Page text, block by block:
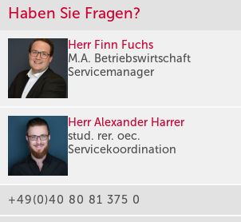
Haben Sie Fragen?
Herr Finn Fuchs
M.A. Betriebswirtschaft
Servicemanager
Herr Alexander Harrer
stud. rer. oec.
Servicekoordination
+49(0)40 80 81 375 0